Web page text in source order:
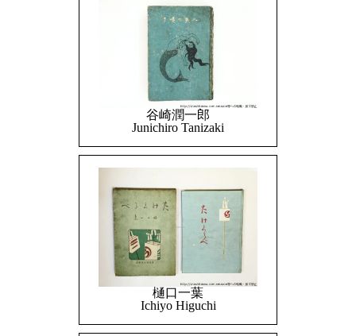
谷崎潤一郎
Junichiro Tanizaki
樋口一葉
Ichiyo Higuchi